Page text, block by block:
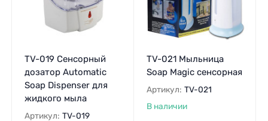
TV-019 Сенсорный
дозатор Automatic
Soap Dispenser для
жидкого мыла
Артикул: TV-019
TV-021 Мыльница
Soap Magic сенсорная
Артикул: TV-021
В наличии